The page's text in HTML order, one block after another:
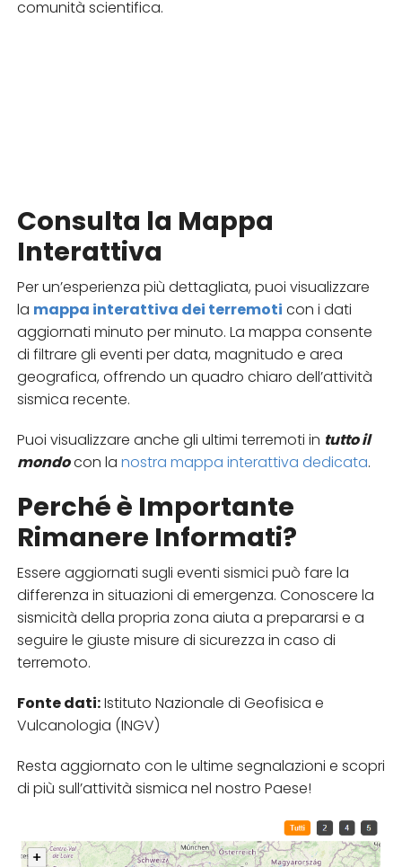
comunità scientifica.
Consulta la Mappa
Interattiva
Per un’esperienza più dettagliata, puoi visualizzare
la mappa interattiva dei terremoti con i dati
aggiornati minuto per minuto. La mappa consente
di filtrare gli eventi per data, magnitudo e area
geografica, offrendo un quadro chiaro dell’attività
sismica recente.
Puoi visualizzare anche gli ultimi terremoti in tutto il
mondocon la nostra mappa interattiva dedicata.
Perché è Importante
Rimanere Informati?
Essere aggiornati sugli eventi sismici può fare la
differenza in situazioni di emergenza. Conoscere la
sismicità della propria zona aiuta a prepararsi e a
seguire le giuste misure di sicurezza in caso di
terremoto.
Fonte dati:Istituto Nazionale di Geofisica e
Vulcanologia (INGV)
Resta aggiornato con le ultime segnalazioni e scopri
di più sull’attività sismica nel nostro Paese!